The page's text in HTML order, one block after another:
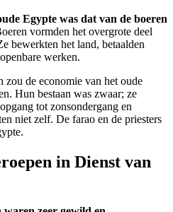
Egypte was dat van de boeren
vormden het overgrote deel
bewerkten het land, betaalden
werken.
zou de economie van het oude
Hun bestaan was zwaar; ze
tot zonsondergang en
niet zelf. De farao en de priesters
in Dienst van